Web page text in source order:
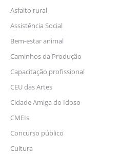
Asfalto rural
Assistência Social
Bem-estar animal
Caminhos da Produção
Capacitação profissional
CEU das Artes
Cidade Amiga do Idoso
CMEIs
Concurso público
Cultura